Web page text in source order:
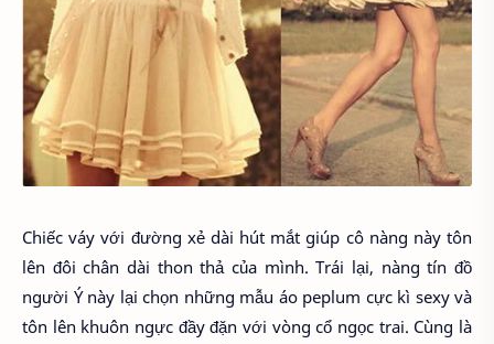
Chiếc váy với đường xẻ dài hút mắt giúp cô nàng này tôn
lên đôi chân dài thon thả của mình. Trái lại, nàng tín đồ
người Ý này lại chọn những mẫu áo peplum cực kì sexy và
tôn lên khuôn ngực đầy đặn với vòng cổ ngọc trai. Cùng là